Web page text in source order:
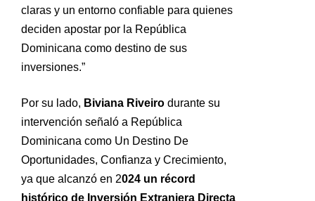
claras y un entorno confiable para quienes
deciden apostar por la República
Dominicana como destino de sus
inversiones.”
Por su lado, Biviana Riveiro durante su
intervención señaló a República
Dominicana como Un Destino De
Oportunidades, Confianza y Crecimiento,
ya que alcanzó en 2024 un récord
histórico de Inversión Extranjera Directa